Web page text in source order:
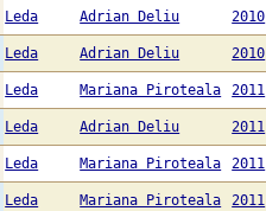
Leda Adrian Deliu
2010
Leda Adrian Deliu
2010
Leda Mariana Piroteala
2011
Leda Adrian Deliu
2011
Leda Mariana Piroteala
2011
Leda Mariana Piroteala
2011